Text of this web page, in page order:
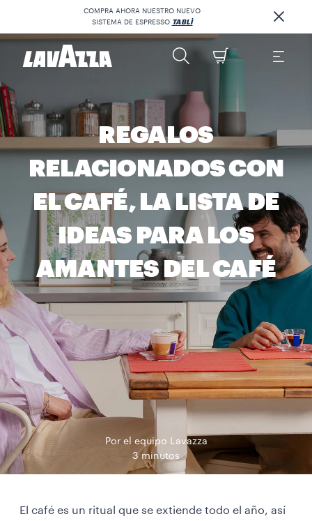
COMPRA AHORA NUESTRO NUEVO
SISTEMA DE ESPRESSO TABLÌ
REGALOS
RELACIONADOS CON
EL CAFÉ, LA LISTA DE
IDEAS PARA LOS
AMANTES DEL CAFÉ
Por el equipo Lavazza
3 minutos
El café es un ritual que se extiende todo el año, así